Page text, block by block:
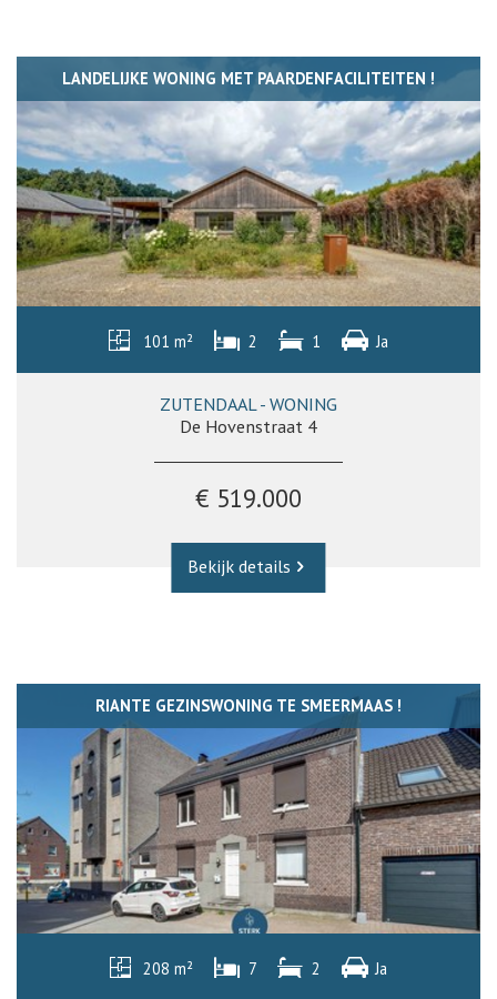
LANDELIJKE WONING MET PAARDENFACILITEITEN !
101 m² 2 1 Ja
ZUTENDAAL - WONING
De Hovenstraat 4
€ 519.000
Bekijk details
RIANTE GEZINSWONING TE SMEERMAAS !
208 m² 7 2 Ja